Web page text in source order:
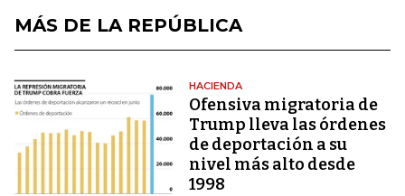
MÁS DE LA REPÚBLICA
HACIENDA
Ofensiva migratoria de
Trump lleva las órdenes
de deportación a su
nivel más alto desde
1998